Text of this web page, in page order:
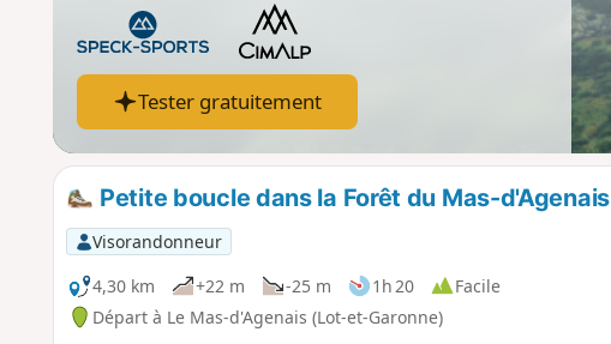
Tester gratuitement
Petite boucle dans la Forêt du Mas-d'Agenais
Visorandonneur
4,30 km
+22 m -25 m 1h 20
Facile
Départ à Le Mas-d'Agenais (Lot-et-Garonne)